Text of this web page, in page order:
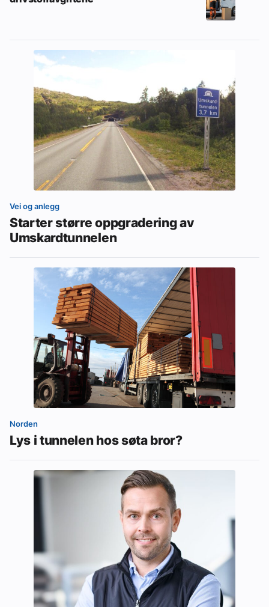
Vei og anlegg
Starter større oppgradering av
Umskardtunnelen
Norden
Lys i tunnelen hos søta bror?